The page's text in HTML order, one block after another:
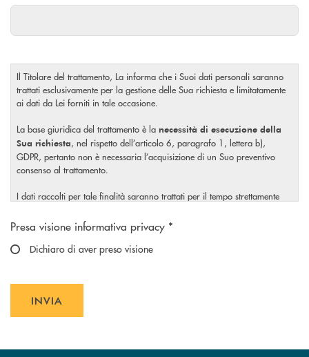
Il Titolare del trattamento, La informa che i Suoi dati personali saranno
trattati esclusivamente per la gestione delle Sua richiesta e limitatamente
ai dati da Lei forniti in tale occasione.
La base giuridica del trattamento è la necessità di esecuzione della
Sua richiesta, nel rispetto dell’articolo 6, paragrafo 1, lettera b),
GDPR, pertanto non è necessaria l’acquisizione di un Suo preventivo
consenso al trattamento.
I dati raccolti per tale finalità saranno trattati per il tempo strettamente
Il Titolare La invita, inoltre, prima di conferire i Suoi dati personali, a
visionare l’informativa completa sul trattamento dei Suoi dati
Scegliere un'opzione
Presa visione informativa privacy *
Dichiaro di aver preso visione
INVIA